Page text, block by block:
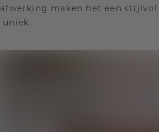
maken het een stijlvol